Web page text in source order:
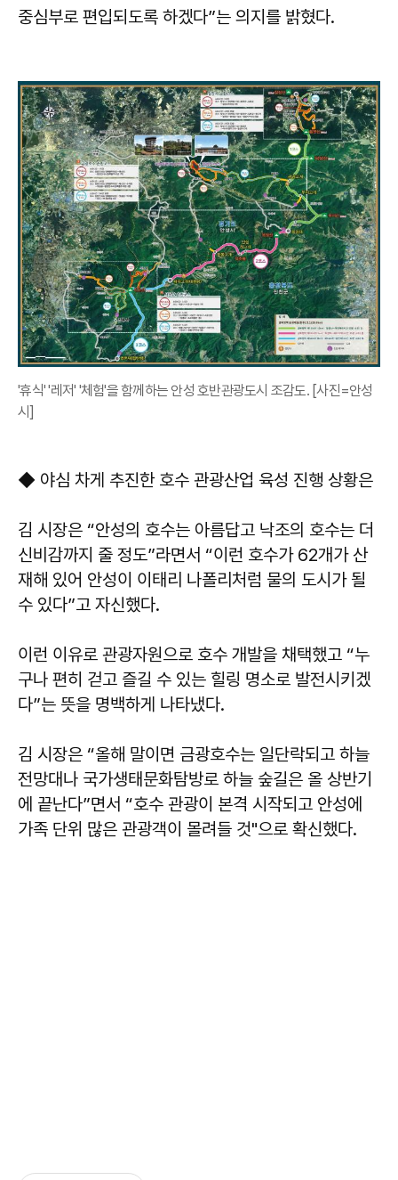
중심부로 편입되도록 하겠다”는 의지를 밝혔다.
'휴식' '레저' '체험'을 함께하는 안성 호반관광도시 조감도. [사진=안성
시]
◆ 야심 차게 추진한 호수 관광산업 육성 진행 상황은
김 시장은 “안성의 호수는 아름답고 낙조의 호수는 더
신비감까지 줄 정도”라면서 “이런 호수가 62개가 산
재해 있어 안성이 이태리 나폴리처럼 물의 도시가 될
수 있다”고 자신했다.
이런 이유로 관광자원으로 호수 개발을 채택했고 “누
구나 편히 걷고 즐길 수 있는 힐링 명소로 발전시키겠
다”는 뜻을 명백하게 나타냈다.
김 시장은 “올해 말이면 금광호수는 일단락되고 하늘
전망대나 국가생태문화탐방로 하늘 숲길은 올 상반기
에 끝난다”면서 “호수 관광이 본격 시작되고 안성에
가족 단위 많은 관광객이 몰려들 것"으로 확신했다.